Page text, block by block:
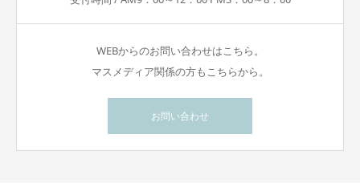
WEBからのお問い合わせはこちら。
マスメディア関係の方もこちらから。
お問い合わせ